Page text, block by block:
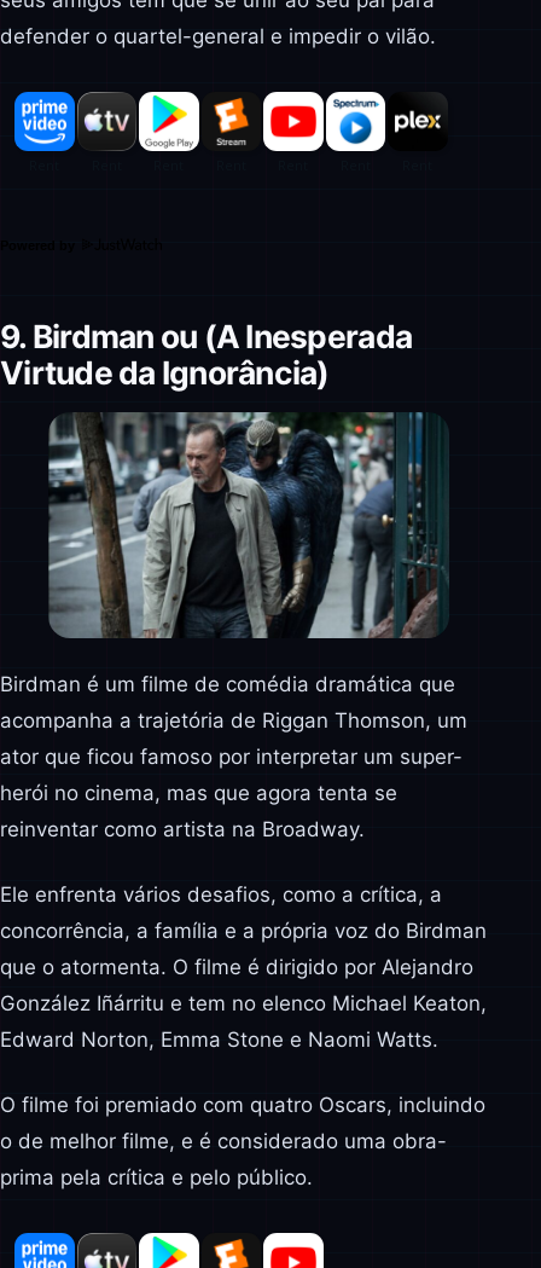
defender o quartel-general e impedir o vilão.
Powered by
9. Birdman ou (A Inesperada
Virtude da Ignorância)
Birdman é um filme de comédia dramática que
acompanha a trajetória de Riggan Thomson, um
ator que ficou famoso por interpretar um super-
herói no cinema, mas que agora tenta se
reinventar como artista na Broadway.
Ele enfrenta vários desafios, como a crítica, a
concorrência, a família e a própria voz do Birdman
que o atormenta. O filme é dirigido por Alejandro
González Iñárritu e tem no elenco Michael Keaton,
Edward Norton, Emma Stone e Naomi Watts.
O filme foi premiado com quatro Oscars, incluindo
o de melhor filme, e é considerado uma obra-
prima pela crítica e pelo público.